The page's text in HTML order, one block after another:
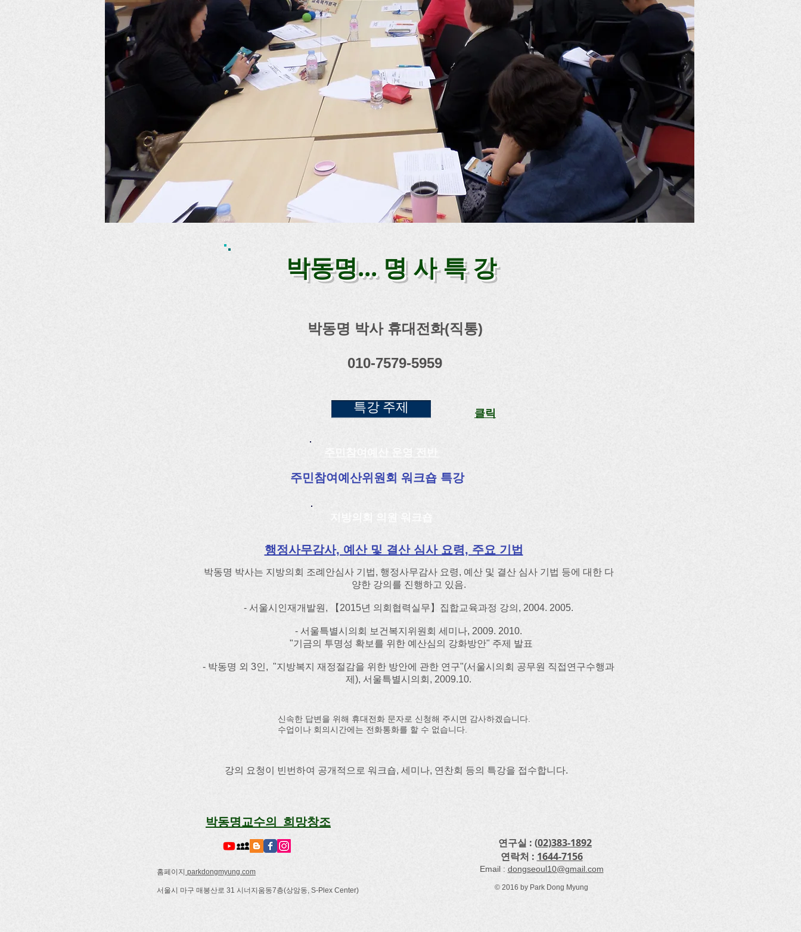
박동명... 명 사 특 강
박동명 박사 휴대전화(직통)
010-7579-5959
특강 주제 클릭
주민참여예산 운영 전반
주민참여예산위원회 워크숍 특강
지방의회 의원 워크숍
행정사무감사, 예산 및 결산 심사 요령, 주요 기법
박동명 박사는 지방의회 조례안심사 기법, 행정사무감사 요령, 예산 및 결산 심사 기법 등에 대한 다
양한 강의를 진행하고 있음.
- 서울시인재개발원, 【2015년 의회협력실무】집합교육과정 강의, 2004. 2005.
- 서울특별시의회 보건복지위원회 세미나, 2009. 2010.
"기금의 투명성 확보를 위한 예산심의 강화방안" 주제 발표
- 박동명 외 3인, "지방복지 재정절감을 위한 방안에 관한 연구"(서울시의회 공무원 직접연구수행과
제), 서울특별시의회, 2009.10.
신속한 답변을 위해 휴대전화 문자로 신청해 주시면 감사하겠습니다.
수업이나 회의시간에는 전화통화를 할 수 없습니다.
​강의 요청이 빈번하여 공개적으로 워크숍, 세미나, 연찬회 등의 특강을 접수합니다.
박동명교수의 희망창조
홈페이지 parkdongmyung.com
서울시 마구 매봉산로 31 시너지움동7층(상암동, S-Plex Center)
연구실 : (02)383-1892
연락처 : 1644-7156
​Email : dongseoul10@gmail.com
© 2016 by Park Dong Myung